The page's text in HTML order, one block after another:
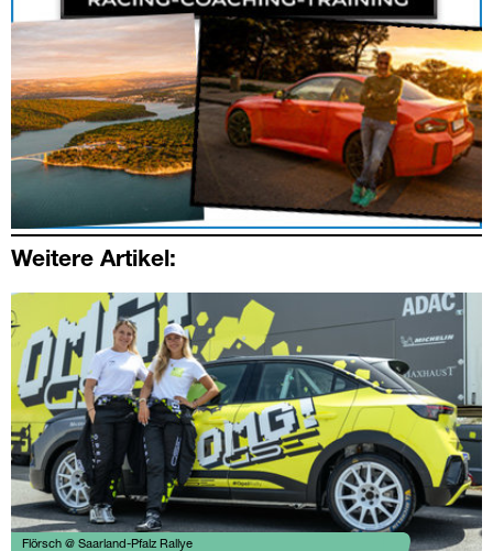
Weitere Artikel:
Flörsch @ Saarland-Pfalz Rallye